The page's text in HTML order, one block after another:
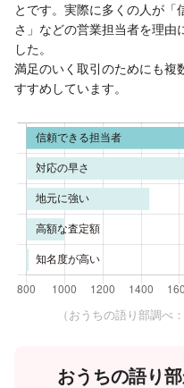
とです。実際に多くの人が「
さ」などの営業担当者を理由
した。
満足のいく取引のためにも複
すすめしています。
（おうちの語り部調べ
おうちの語り